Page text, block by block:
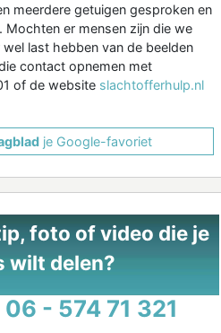
meerdere getuigen gesproken en
er mensen zijn die we
last hebben van de beelden
contact opnemen met
of de website slachtofferhulp.nl
je Google-favoriet
foto of video die je
wilt delen?
06 - 574 71 321